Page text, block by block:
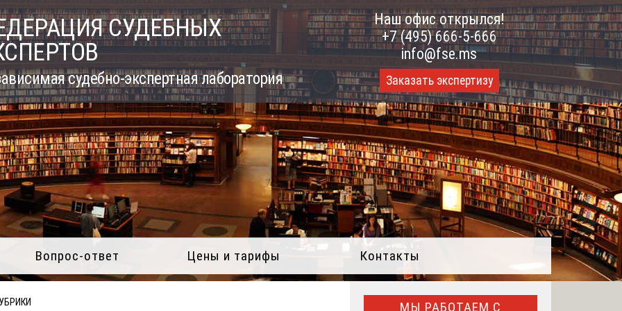
СУДЕБНЫХ
судебно-экспертная лаборатория
Наш офис открылся!
+7 (495) 666-5-666
info@fse.ms
Заказать экспертизу
Вопрос-ответ Цены и тарифы Контакты
МЫ РАБОТАЕМ С